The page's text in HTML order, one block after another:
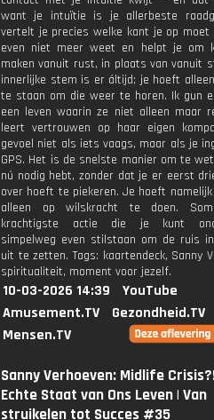
want je intuïtie is je allerbeste
vertelt je precies welke kant je op
even niet meer weet en helpt je om
maken vanuit rust, in plaats van vanuit
innerlijke stem is er áltijd; je hoeft
te staan om die weer te horen. Ik gun
een leven waarin ze niet alleen maar
leert vertrouwen op haar eigen
gevoel niet als iets vaags, maar als je
GPS. Het is de snelste manier om te
nú nodig hebt, zonder dat je er eerst
over hoeft te piekeren. Je hoeft
alleen op wilskracht te doen.
krachtigste actie die je kunt
simpelweg even stilstaan om de ruis
uit te zetten. Tags: kaartendeck, Sanny
spiritualiteit, moment voor jezelf.
10-03-2026 14:39
YouTube
Amusement.TV
Gezondheid.TV
Mensen.TV
Sanny Verhoeven: Midlife
Echte Staat van Ons Leven | Van
struikelen tot Succes #35